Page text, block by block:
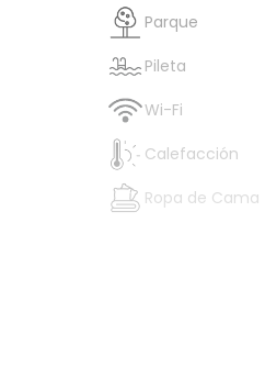
Parque
Pileta
Wi-Fi
Calefacción
Ropa de Cama